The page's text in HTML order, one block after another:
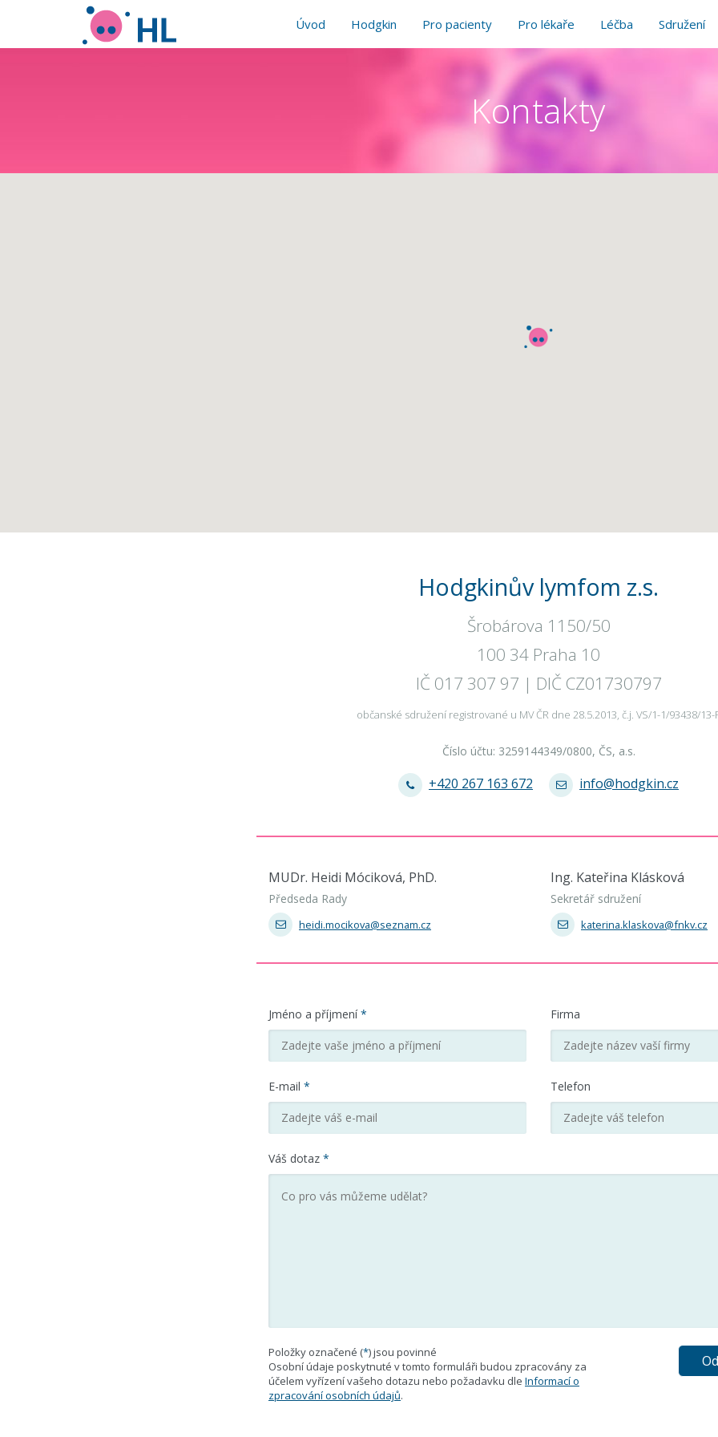
Úvod Hodgkin Pro pacienty Pro lékaře Léčba Sdružení
Kontakty
Hodgkinův lymfom z.s.
Šrobárova 1150/50
100 34 Praha 10
IČ 017 307 97 | DIČ CZ01730797
občanské sdružení registrované u MV ČR dne 28.5.2013, č.j. VS/1-1/93438/13-
Číslo účtu: 3259144349/0800, ČS, a.s.
+420 267 163 672 info@hodgkin.cz
MUDr. Heidi Móciková, PhD.
Předseda Rady
heidi.mocikova@seznam.cz
Ing. Kateřina Klásková
Sekretář sdružení
katerina.klaskova@fnkv.cz
Jméno a příjmení* Firma
E-mail * Telefon
Váš dotaz *
Položky označené (*) jsou povinné
Osobní údaje poskytnuté v tomto formuláři budou zpracovány za
účelem vyřízení vašeho dotazu nebo požadavku dle Informací o
zpracování osobních údajů.